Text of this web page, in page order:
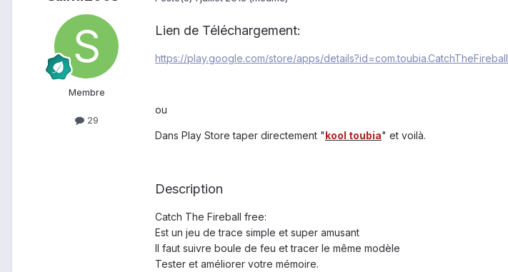
Membre
29
Lien de Téléchargement:
https://play.google.com/store/apps/details?id=com.toubia.CatchTheFireball
ou
Dans Play Store taper directement "kool toubia" et voilà.
Description
Catch The Fireball free:
Est un jeu de trace simple et super amusant
Il faut suivre boule de feu et tracer le même modèle
Tester et améliorer votre mémoire.